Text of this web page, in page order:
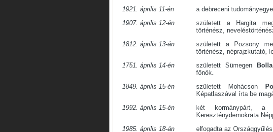
1921. április 11-én
a debreceni
1907. április 12-én
született a Hargita
történész,
1812. április 13-án
született a Pozsony
történész, néprajzkutató,
1751. április 14-én
született Sümegen
főnök.
1849. április 15-én
született Mohácson
Képatlaszával írta be
1992. április 15-én
két kormánypárt, a
Kereszténydemokrata
1985. április 18-án
elfogadta az